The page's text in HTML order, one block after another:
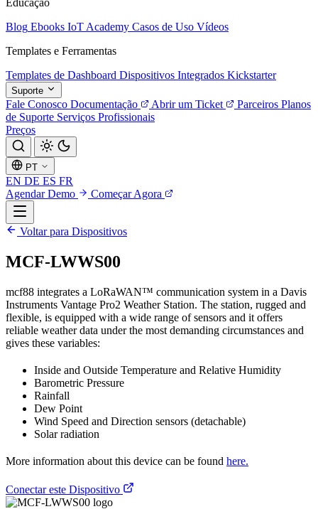
Educação
Blog Ebooks IoT Academy Casos de Uso Vídeos
Templates e Ferramentas
Templates de Dashboard Dispositivos Integrados Kickstarter
Suporte
Fale Conosco Documentação Abrir um Ticket Parceiros Planos
de Suporte Serviços Profissionais
Preços
PT
EN DE ES FR
Agendar Demo
Começar Agora
Voltar para Dispositivos
MCF-LWWS00
mcf88 integrates a LoRaWAN™ communication system in a Davis
Instruments Vantage Pro2 Weather Station. The station, rugged and
flexible, is equipped with a wide range of sensors and it offers
reliable weather data under the most demanding circumstances and
gives these variables:
Inside and Outside Temperature and Relative Humidity
Barometric Pressure
Rainfall
Dew Point
Wind Speed and Direction sensors (detachable)
Solar radiation
More information about this device can be found here.
Conectar este Dispositivo